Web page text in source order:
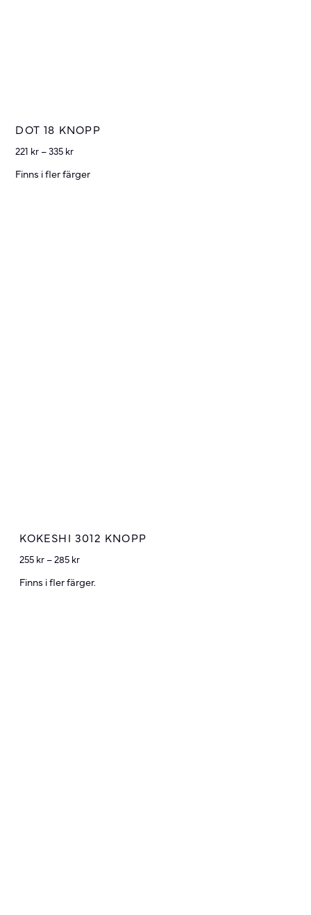
DOT 18 KNOPP
221 kr–335 kr
Finns i fler färger
KOKESHI 3012 KNOPP
255 kr–285 kr
Finns i fler färger.